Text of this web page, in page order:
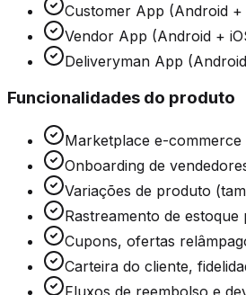
Customer App (Android +
Vendor App (Android +
Deliveryman App
Funcionalidades do produto
Marketplace e-
Onboarding de
Variações de produto
Rastreamento de estoque
Cupons, ofertas
Carteira do cliente,